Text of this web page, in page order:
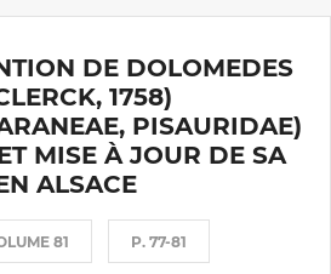
DE DOLOMEDES
1758)
PISAURIDAE)
MISE À JOUR DE SA
ALSACE
81 P. 77-81